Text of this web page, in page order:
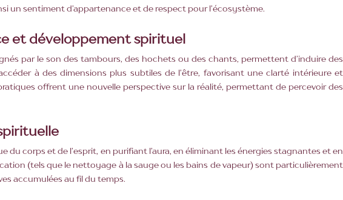
un sentiment d’appartenance et de respect pour l’écosystème.
et développement spirituel
par le son des tambours, des hochets ou des chants, permettent d’induire des
à des dimensions plus subtiles de l’être, favorisant une clarté intérieure et
offrent une nouvelle perspective sur la réalité, permettant de percevoir des
du corps et de l’esprit, en purifiant l’aura, en éliminant les énergies stagnantes et en
(tels que le nettoyage à la sauge ou les bains de vapeur) sont particulièrement
accumulées au fil du temps.